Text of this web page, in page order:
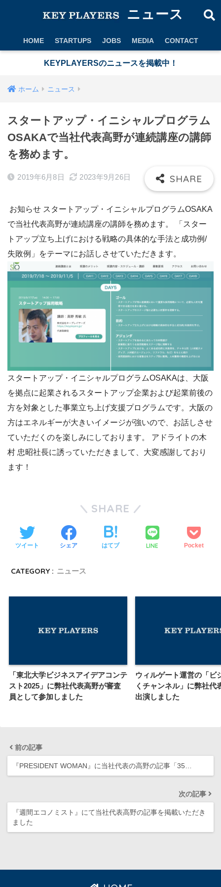
ニュース
HOME STARTUPS JOBS MEDIA CONTACT
KEYPLAYERSのニュースを掲載中！
ホーム ニュース
スタートアップ・イニシャルプログラム
OSAKAで当社代表高野が連続講座の講師
を務めます。
2019年6月8日 2023年9月26日
お知らせ スタートアップ・イニシャルプログラムOSAKA
で当社代表高野が連続講座の講師を務めます。 「スター
トアップ立ち上げにおける戦略の具体的な手法と成功例/
失敗例」をテーマにお話しさせていただきます。
スタートアップ・イニシャルプログラムOSAKAは、大阪
を拠点に起業されるスタートアップ企業および起業前後の
方を対象とした事業立ち上げ支援プログラムです。大阪の
方はエネルギーが大きいイメージが強いので、お話しさせ
ていただくのを楽しみにしております。 アドライトの木
村 忠昭社長に誘っていただきまして、大変感謝しており
ます！
SHARE
ツイート シェア はてブ LINE Pocket
CATEGORY : ニュース
「東北大学ビジネスアイデアコンテ
スト2025」に弊社代表高野が審査
員として参加しました
ウィルゲート運営の「ビ
くチャンネル」に弊社代
出演しました
前の記事
『PRESIDENT WOMAN』に当社代表の高野の記事「35…
次の記事
『週間エコノミスト』にて当社代表高野の記事を掲載いただき
ました